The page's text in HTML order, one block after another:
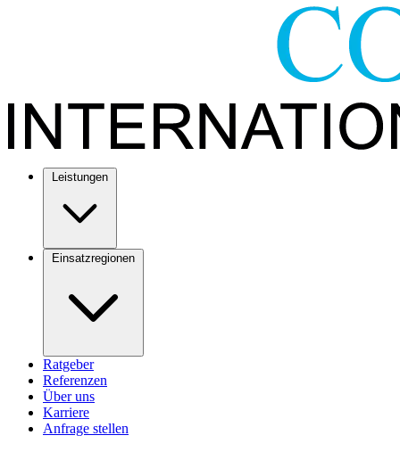
Ratgeber
Referenzen
Über uns
Karriere
Anfrage stellen